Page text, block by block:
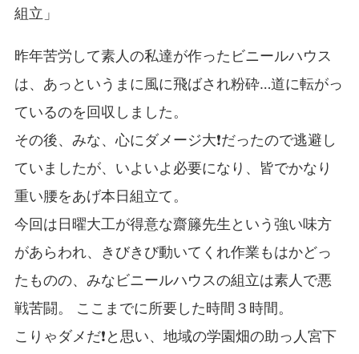
昨年苦労して素人の私達が作ったビニールハウス
は、あっというまに風に飛ばされ粉砕…道に転がっ
ているのを回収しました。
その後、みな、心にダメージ大❗だったので逃避し
ていましたが、いよいよ必要になり、皆でかなり
重い腰をあげ本日組立て。
今回は日曜大工が得意な齋籐先生という強い味方
があらわれ、きびきび動いてくれ作業もはかどっ
たものの、みなビニールハウスの組立は素人で悪
戦苦闘。 ここまでに所要した時間３時間。
こりゃダメだ❗と思い、地域の学園畑の助っ人宮下